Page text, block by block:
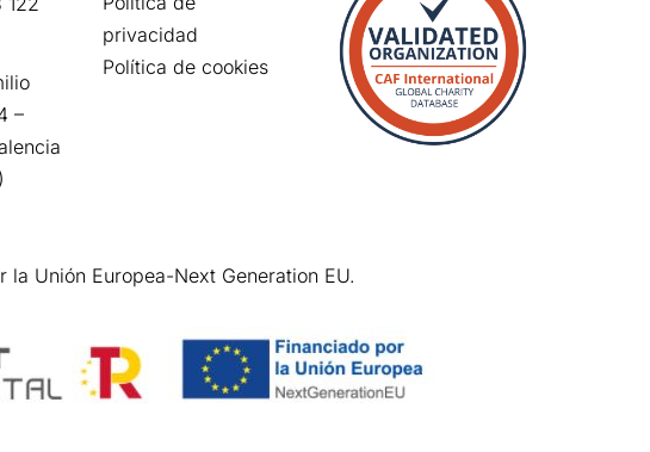
–
privacidad
Política de cookies
Unión Europea-Next Generation EU.